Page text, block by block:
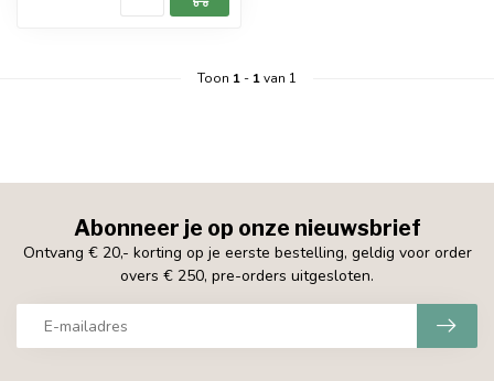
Toon 1- 1van 1
Abonneer je op onze nieuwsbrief
Ontvang € 20,- korting op je eerste bestelling, geldig voor order
overs € 250, pre-orders uitgesloten.